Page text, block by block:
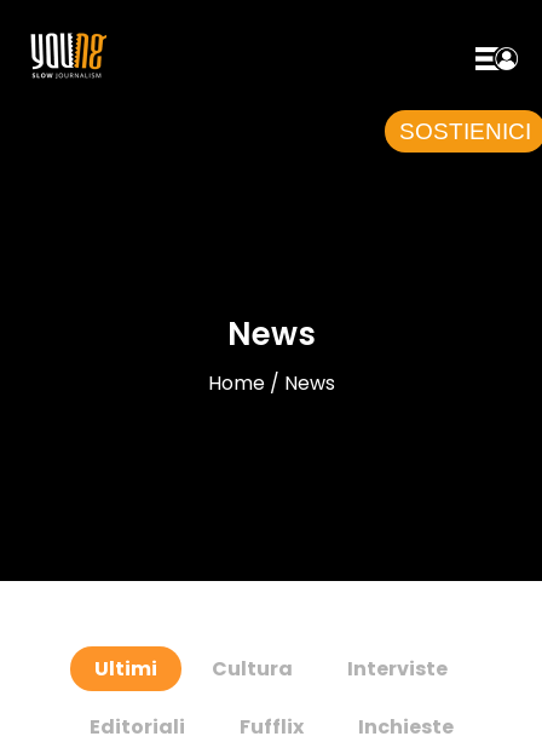
SOSTIENICI
News
Home / News
Ultimi Cultura Interviste
Editoriali Fufflix Inchieste